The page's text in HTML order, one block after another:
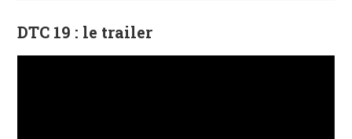
DTC 19 : le trailer